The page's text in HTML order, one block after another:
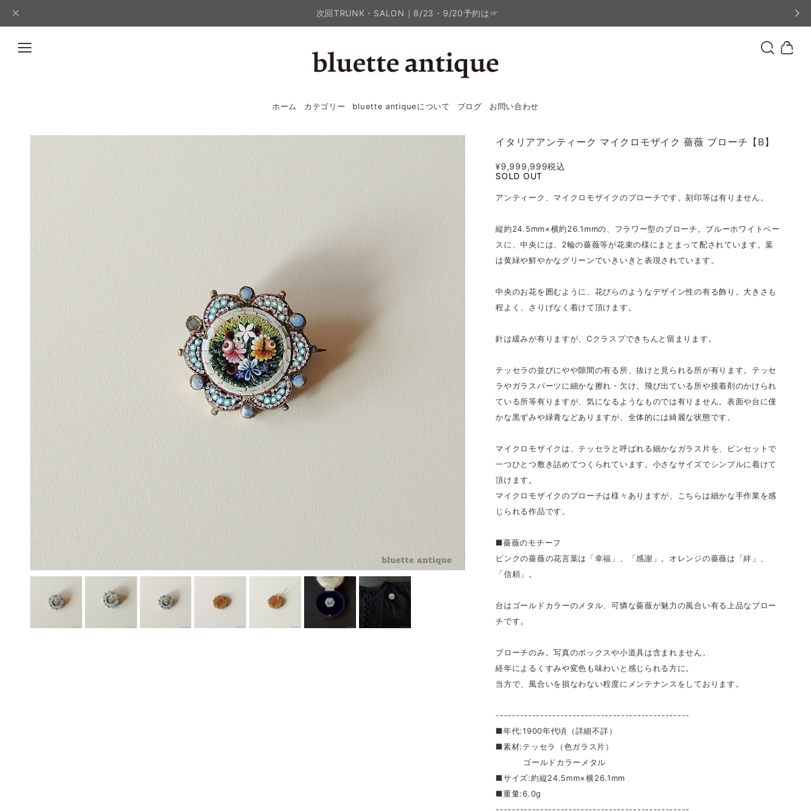
次回TRUNK・SALON｜8/23・9/20予約は☞
ホーム カテゴリー bluette antiqueについて ブログ お問い合わせ
イタリアアンティーク マイクロモザイク 薔薇 ブローチ【B】
¥9,999,999税込
SOLD OUT
アンティーク、マイクロモザイクのブローチです。刻印等は有りません。
縦約24.5mm×横約26.1mmの、フラワー型のブローチ。ブルーホワイトベー
スに、中央には、2輪の薔薇等が花束の様にまとまって配されています。葉
は黄緑や鮮やかなグリーンでいきいきと表現されています。
中央のお花を囲むように、花びらのようなデザイン性の有る飾り。大きさも
程よく、さりげなく着けて頂けます。
針は緩みが有りますが、Cクラスプできちんと留まります。
テッセラの並びにやや隙間の有る所、抜けと見られる所が有ります。テッセ
ラやガラスパーツに細かな擦れ・欠け、飛び出ている所や接着剤のかけられ
ている所等有りますが、気になるようなものでは有りません。表面や台に僅
かな黒ずみや緑青などありますが、全体的には綺麗な状態です。
マイクロモザイクは、テッセラと呼ばれる細かなガラス片を、ピンセットで
一つひとつ敷き詰めてつくられています。小さなサイズでシンプルに着けて
頂けます。
マイクロモザイクのブローチは様々ありますが、こちらは細かな手作業を感
じられる作品です。
■薔薇のモチーフ
ピンクの薔薇の花言葉は「幸福」、「感謝」。オレンジの薔薇は「絆」、
「信頼」。
台はゴールドカラーのメタル、可憐な薔薇が魅力の風合い有る上品なブロー
チです。
ブローチのみ。写真のボックスや小道具は含まれません。
経年によるくすみや変色も味わいと感じられる方に。
当方で、風合いを損なわない程度にメンテナンスをしております。
------------------------------------------------
■年代:1900年代頃（詳細不詳）
■素材:テッセラ（色ガラス片）
ゴールドカラーメタル
■サイズ:約縦24.5mm×横26.1mm
■重量:6.0g